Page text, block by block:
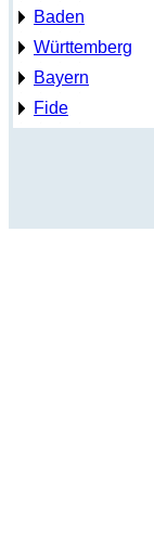
Baden
Württemberg
Bayern
Fide